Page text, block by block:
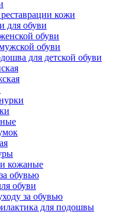
кожи
для обуви
обуви
обуви
для детской обуви
кожаные
обувью
обуви
за обувью
для подошвы